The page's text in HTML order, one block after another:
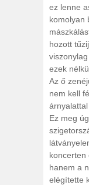
ez lenne
komolyan
hozott
ezek
Az ő
nem kell
Ez meg
koncerten
hanem a
elégítette